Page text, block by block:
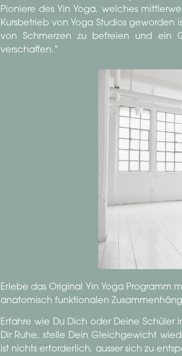
Pioniere des Yin Yoga, welches
Kursbetrieb von Yoga Studios geworden
von Schmerzen zu befreien und ein
verschaffen.“
Erlebe das Original Yin Yoga Programm
anatomisch funktionalen
Erfahre wie Du Dich oder Deine Schüler
Dir Ruhe, stelle Dein Gleichgewicht
ist nichts erforderlich, ausser sich zu